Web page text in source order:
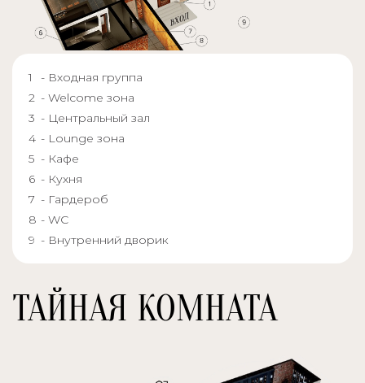
- Входная группа
- Welcome зона
- Центральный зал
- Lounge зона
- Кафе
- Кухня
- Гардероб
- WC
- Внутренний дворик
ТАЙНАЯ КОМНАТА